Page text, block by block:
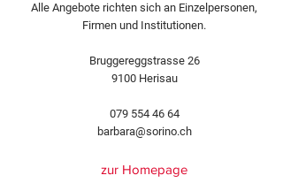
Alle Angebote richten sich an Einzelpersonen,
Firmen und Institutionen.
Bruggereggstrasse 26
9100 Herisau
079 554 46 64
barbara@sorino.ch
zur Homepage